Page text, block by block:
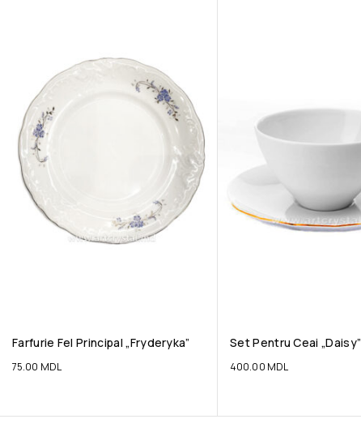
Farfurie Fel Principal „Fryderyka”
75.00 MDL
Set Pentru Ceai „Daisy”
400.00 MDL